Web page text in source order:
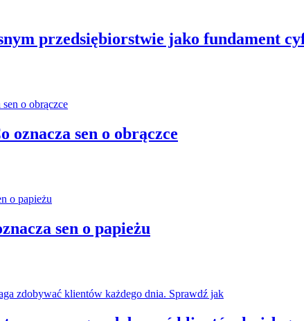
przedsiębiorstwie jako fundament
oznacza sen o obrączce
sen o papieżu